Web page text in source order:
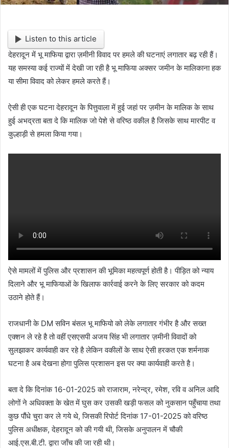
Listen to this article
देहरादून में भू माफिया द्वारा ज़मीनी विवाद पर हमले की घटनाएं लगातार बढ़ रही हैं।
यह समस्या कई राज्यों में देखी जा रही है भू माफिया अक्सर जमीन के मालिकाना हक
या सीमा विवाद को लेकर हमले करते हैं।
ऐसी ही एक घटना देहरादून के पित्तुवाला में हुई जहां पर ज़मीन के मालिक के साथ
हुई अभद्रता बता दे कि मालिक जो पेशे से वरिष्ठ वकील है जिसके साथ मारपीट व
कुल्हाड़ी से हमला किया गया।
ऐसे मामलों में पुलिस और प्रशासन की भूमिका महत्वपूर्ण होती है। पीड़ित को न्याय
दिलाने और भू माफियाओं के खिलाफ कार्रवाई करने के लिए सरकार को कदम
उठाने होते हैं।
राजधानी के DM सविन बंसल भू माफियो को लेके लगातार गंभीर है और सख्त
एक्शन ले रहे है तो वहीं एसएसपी अजय सिंह भी लगातार ज़मीनी विवादों को
सुलझाकर कार्यवाही कर रहे है लेकिन वकीलों के साथ ऐसी हरकत एक शर्मनाक
घटना है अब देखना होगा पुलिस प्रशासन इस पर क्या कार्यवाही करते है।
बता दे कि दिनांक 16-01-2025 को राजाराम, नरेन्द्र, रमेश, रवि व अनिल आदि
लोगों ने अधिवक्ता के खेत में घुस कर उसकी खड़ी फसल को नुकसान पहुँचाया तथा
कुछ पौंधे चुरा कर ले गये थे, जिसकी रिपोर्ट दिनांक 17-01-2025 को वरिष्ठ
पुलिस अधीक्षक, देहरादून को की गयी थी, जिसके अनुपालन में चौकी
आई.एस.बी.टी. द्वारा जाँच की जा रही थी।